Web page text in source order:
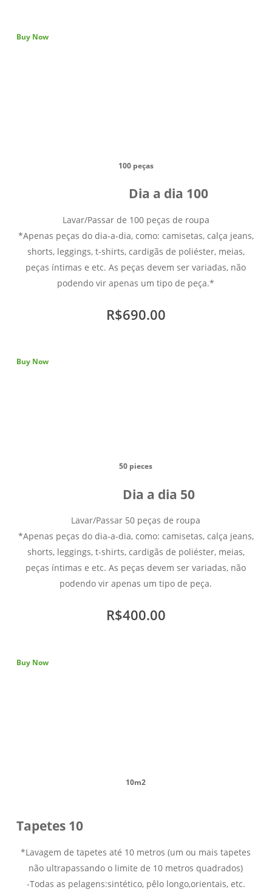
Buy Now
100 peças
Dia a dia 100
Lavar/Passar de 100 peças de roupa
*Apenas peças do dia-a-dia, como: camisetas, calça jeans,
shorts, leggings, t-shirts, cardigãs de poliéster, meias,
peças íntimas e etc. As peças devem ser variadas, não
podendo vir apenas um tipo de peça.*
R$690.00
Buy Now
50 pieces
Dia a dia 50
Lavar/Passar 50 peças de roupa
*Apenas peças do dia-a-dia, como: camisetas, calça jeans,
shorts, leggings, t-shirts, cardigãs de poliéster, meias,
peças íntimas e etc. As peças devem ser variadas, não
podendo vir apenas um tipo de peça.
R$400.00
Buy Now
10m2
Tapetes 10
*Lavagem de tapetes até 10 metros (um ou mais tapetes
não ultrapassando o limite de 10 metros quadrados)
-Todas as pelagens:sintético, pêlo longo,orientais, etc.